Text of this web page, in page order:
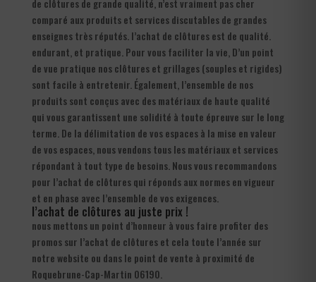
de clôtures de grande qualité, n’est vraiment pas cher
comparé aux produits et services discutables de grandes
enseignes très réputés. l’achat de clôtures est de qualité.
endurant, et pratique. Pour vous faciliter la vie, D’un point
de vue pratique nos clôtures et grillages (souples et rigides)
sont facile à entretenir. Également, l’ensemble de nos
produits sont conçus avec des matériaux de haute qualité
qui vous garantissent une solidité à toute épreuve sur le long
terme. De la délimitation de vos espaces à la mise en valeur
de vos espaces, nous vendons tous les matériaux et services
répondant à tout type de besoins. Nous vous recommandons
pour l’achat de clôtures qui réponds aux normes en vigueur
et en phase avec l’ensemble de vos exigences.
l’achat de clôtures au juste prix !
nous mettons un point d’honneur à vous faire profiter des
promos sur l’achat de clôtures et cela toute l’année sur
notre website ou dans le point de vente à proximité de
Roquebrune-Cap-Martin 06190.